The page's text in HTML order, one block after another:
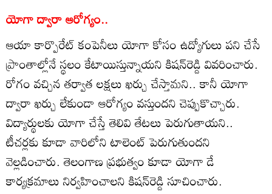
యోగా ద్వారా ఆరోగ్యం..
ఆయా కార్పొరేట్ కంపెనీలు యోగా కోసం ఉద్యోగులు పని చేసే
ప్రాంతాల్లోనే స్థలం కేటాయిస్తున్నాయని కిషన్‌రెడ్డి వివరించారు.
రోగం వచ్చిన తర్వాత లక్షలు ఖర్చు చేస్తామని.. కానీ యోగా
ద్వారా ఖర్చు లేకుండా ఆరోగ్యం వస్తుందని చెప్పుకొచ్చారు.
విద్యార్థులకు యోగా చేస్తే తెలివి తేటలు పెరుగుతాయని..
టీచర్లకు కూడా వారిలోని టాలెంట్ పెరుగుతుందని
వెల్లడించారు. తెలంగాణ ప్రభుత్వం కూడా యోగా డే
కార్యక్రమాలు నిర్వహించాలని కిషన్‌రెడ్డి సూచించారు.